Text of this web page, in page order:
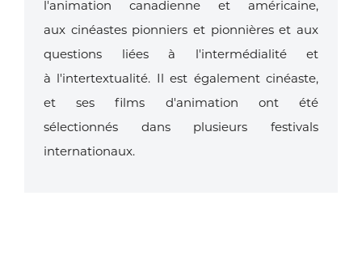
l'animation canadienne et américaine,
aux cinéastes pionniers et pionnières et aux
questions liées à l'intermédialité et
à l'intertextualité. Il est également cinéaste,
et ses films d'animation ont été
sélectionnés dans plusieurs festivals
internationaux.